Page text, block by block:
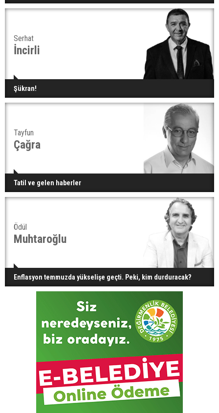
Serhat
İncirli
Şükran!
Tayfun
Çağra
Tatil ve gelen haberler
Ödül
Muhtaroğlu
Enflasyon temmuzda yükselişe geçti. Peki, kim durduracak?